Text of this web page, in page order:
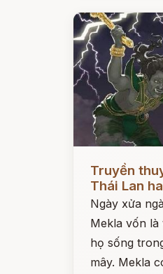
Đọc ngay
Truyền
Thái Lan
Ngày xửa
Mekla vốn là
họ sống
mây. Mekla